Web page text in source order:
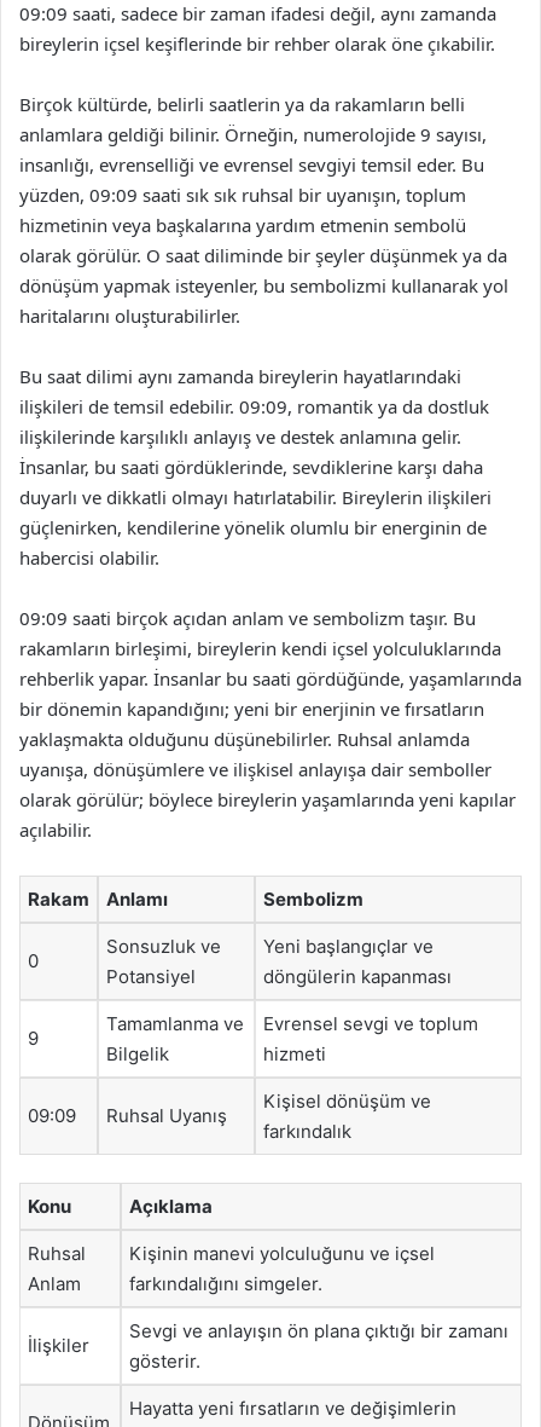
09:09 saati, sadece bir zaman ifadesi değil, aynı zamanda
bireylerin içsel keşiflerinde bir rehber olarak öne çıkabilir.
Birçok kültürde, belirli saatlerin ya da rakamların belli
anlamlara geldiği bilinir. Örneğin, numerolojide 9 sayısı,
insanlığı, evrenselliği ve evrensel sevgiyi temsil eder. Bu
yüzden, 09:09 saati sık sık ruhsal bir uyanışın, toplum
hizmetinin veya başkalarına yardım etmenin sembolü
olarak görülür. O saat diliminde bir şeyler düşünmek ya da
dönüşüm yapmak isteyenler, bu sembolizmi kullanarak yol
haritalarını oluşturabilirler.
Bu saat dilimi aynı zamanda bireylerin hayatlarındaki
ilişkileri de temsil edebilir. 09:09, romantik ya da dostluk
ilişkilerinde karşılıklı anlayış ve destek anlamına gelir.
İnsanlar, bu saati gördüklerinde, sevdiklerine karşı daha
duyarlı ve dikkatli olmayı hatırlatabilir. Bireylerin ilişkileri
güçlenirken, kendilerine yönelik olumlu bir energinin de
habercisi olabilir.
09:09 saati birçok açıdan anlam ve sembolizm taşır. Bu
rakamların birleşimi, bireylerin kendi içsel yolculuklarında
rehberlik yapar. İnsanlar bu saati gördüğünde, yaşamlarında
bir dönemin kapandığını; yeni bir enerjinin ve fırsatların
yaklaşmakta olduğunu düşünebilirler. Ruhsal anlamda
uyanışa, dönüşümlere ve ilişkisel anlayışa dair semboller
olarak görülür; böylece bireylerin yaşamlarında yeni kapılar
açılabilir.
Rakam Anlamı Sembolizm
0
Sonsuzluk ve
Potansiyel
Yeni başlangıçlar ve
döngülerin kapanması
9
Tamamlanma ve
Bilgelik
Evrensel sevgi ve toplum
hizmeti
09:09 Ruhsal Uyanış
Kişisel dönüşüm ve
farkındalık
Konu Açıklama
Ruhsal
Anlam
Kişinin manevi yolculuğunu ve içsel
farkındalığını simgeler.
İlişkiler
Sevgi ve anlayışın ön plana çıktığı bir zamanı
gösterir.
Dönüşüm
Hayatta yeni fırsatların ve değişimlerin